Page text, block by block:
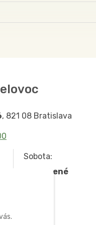
, 821 08 Bratislava
Sobota:
Zatvorené